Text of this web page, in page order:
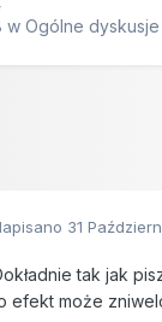
wOgólne
31
tak jak
efekt może